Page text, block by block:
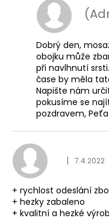
Dobrý den,
obojku může
při navlhnutí
čase by měla
Napište nám
pokusíme se
pozdravem,
| 7.4.2022
+ rychlost odeslání
+ hezky zabaleno
+ kvalitní a hezké